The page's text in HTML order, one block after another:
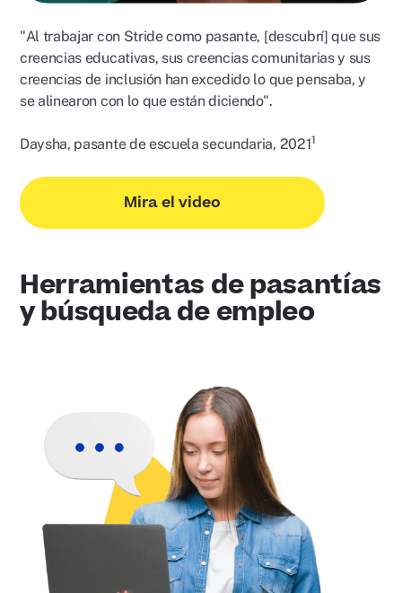
"Al trabajar con Stride como pasante, [descubrí] que sus
creencias educativas, sus creencias comunitarias y sus
creencias de inclusión han excedido lo que pensaba, y
se alinearon con lo que están diciendo".
Daysha, pasante de escuela secundaria, 20211
Mira el video
Herramientas de pasantías
y búsqueda de empleo